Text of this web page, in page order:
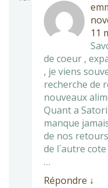
11
de coeur ,
, je viens
recherche de
nouveaux
Quant a
manque
de nos
de l´autre
…
Répondre ↓